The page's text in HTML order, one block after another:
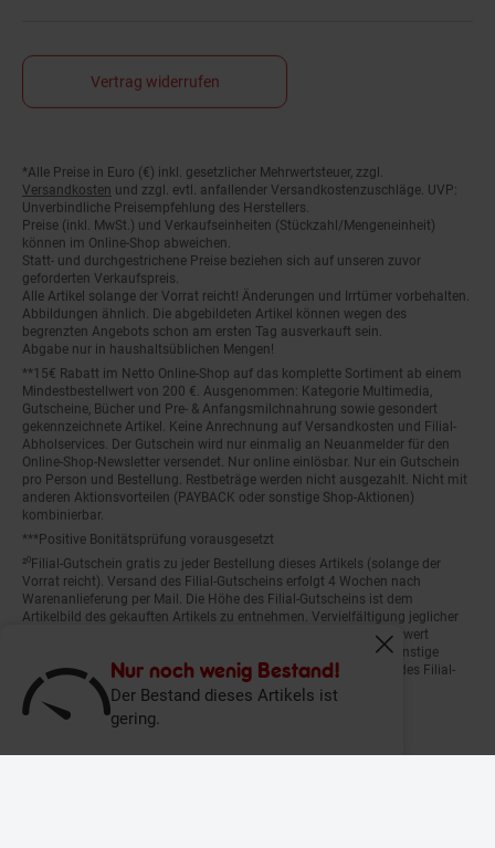
Nur noch wenig Bestand!
Der Bestand dieses Artikels ist
gering.
Fenster
Vertrag widerrufen
Fußnoten
*Alle Preise in Euro (€) inkl. gesetzlicher Mehrwertsteuer, zzgl.
Versandkosten und zzgl. evtl. anfallender Versandkostenzuschläge. UVP:
Unverbindliche Preisempfehlung des Herstellers.
Preise (inkl. MwSt.) und Verkaufseinheiten (Stückzahl/Mengeneinheit)
können im Online-Shop abweichen.
Statt- und durchgestrichene Preise beziehen sich auf unseren zuvor
geforderten Verkaufspreis.
Alle Artikel solange der Vorrat reicht! Änderungen und Irrtümer vorbehalten.
Abbildungen ähnlich. Die abgebildeten Artikel können wegen des
begrenzten Angebots schon am ersten Tag ausverkauft sein.
Abgabe nur in haushaltsüblichen Mengen!
**15€ Rabatt im Netto Online-Shop auf das komplette Sortiment ab einem
Mindestbestellwert von 200 €. Ausgenommen: Kategorie Multimedia,
Gutscheine, Bücher und Pre- & Anfangsmilchnahrung sowie gesondert
gekennzeichnete Artikel. Keine Anrechnung auf Versandkosten und Filial-
Abholservices. Der Gutschein wird nur einmalig an Neuanmelder für den
Online-Shop-Newsletter versendet. Nur online einlösbar. Nur ein Gutschein
pro Person und Bestellung. Restbeträge werden nicht ausgezahlt. Nicht mit
anderen Aktionsvorteilen (PAYBACK oder sonstige Shop-Aktionen)
kombinierbar.
***Positive Bonitätsprüfung vorausgesetzt
²⁰Filial-Gutschein gratis zu jeder Bestellung dieses Artikels (solange der
Vorrat reicht). Versand des Filial-Gutscheins erfolgt 4 Wochen nach
Warenanlieferung per Mail. Die Höhe des Filial-Gutscheins ist dem
Artikelbild des gekauften Artikels zu entnehmen. Vervielfältigung jeglicher
Art nicht gestattet. Der Filial-Gutschein ist ohne Mindesteinkaufswert
einlösbar. Nicht mit anderen Aktionsvorteilen (PAYBACK oder sonstige
Shop-Aktionen) kombinierbar. Der jeweilige Gültigkeitszeitraum des Filial-
Gutscheins ist darauf vermerkt.